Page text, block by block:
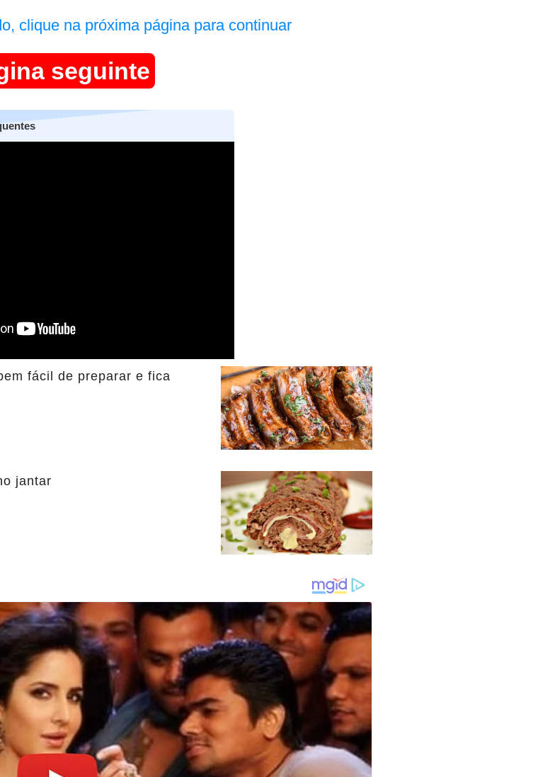
clique na próxima página para continuar
seguinte
fácil de preparar e fica
jantar